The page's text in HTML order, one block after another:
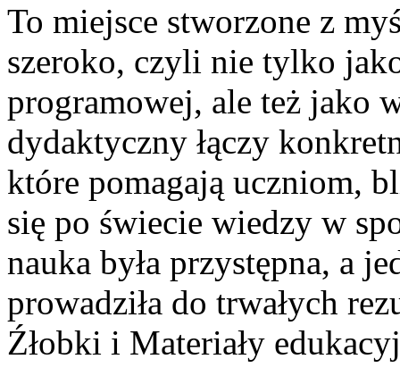
To miejsce stworzone z
szeroko, czyli nie tylko
programowej, ale też jako
dydaktyczny łączy
które pomagają uczniom,
się po świecie wiedzy w
nauka była przystępna, a
prowadziła do trwałych
Źłobki i Materiały